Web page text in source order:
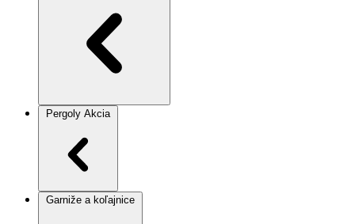
Pergoly Akcia
Garniže a koľajnice